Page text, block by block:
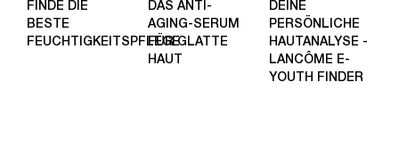
FINDE DIE
BESTE
FEUCHTIGKEITSPFLEGE
DAS ANTI-
AGING-SERUM
FÜR GLATTE
HAUT
DEINE
PERSÖNLICHE
HAUTANALYSE -
LANCÔME E-
YOUTH FINDER